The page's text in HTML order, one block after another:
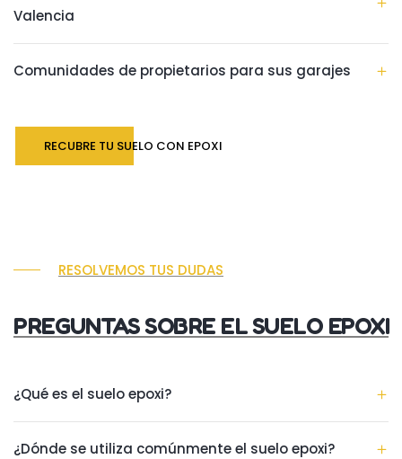
Valencia
Comunidades de propietarios para sus garajes
RECUBRE TU SUELO CON EPOXI
RESOLVEMOS TUS DUDAS
PREGUNTAS SOBRE EL SUELO EPOXI
¿Qué es el suelo epoxi?
¿Dónde se utiliza comúnmente el suelo epoxi?